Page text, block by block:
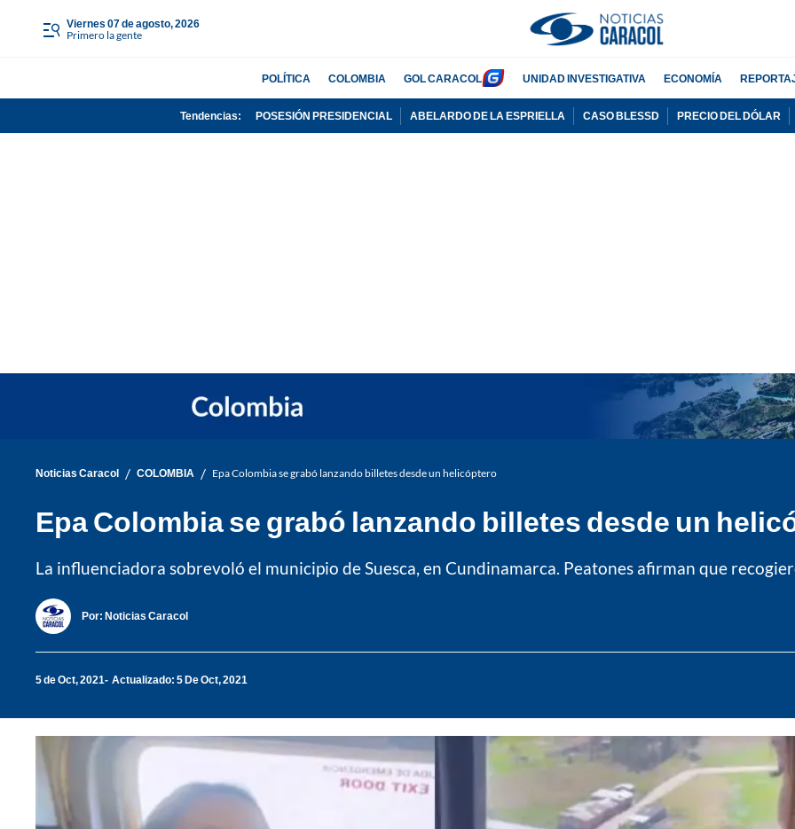
viernes 07 de agosto, 2026
Primero la gente
POLÍTICA COLOMBIA GOL CARACOL UNIDAD INVESTIGATIVA ECONOMÍA
Tendencias: POSESIÓN PRESIDENCIAL ABELARDO DE LA ESPRIELLA CASO BLESSD PRECIO DEL DÓLAR
Noticias Caracol / COLOMBIA / Epa Colombia se grabó lanzando billetes desde un helicóptero
Epa Colombia se grabó lanzando billetes desde un
La influenciadora sobrevoló el municipio de Suesca, en Cundinamarca. Peatones afirman que
Por: Noticias Caracol
5 de Oct, 2021 Actualizado: 5 De Oct, 2021